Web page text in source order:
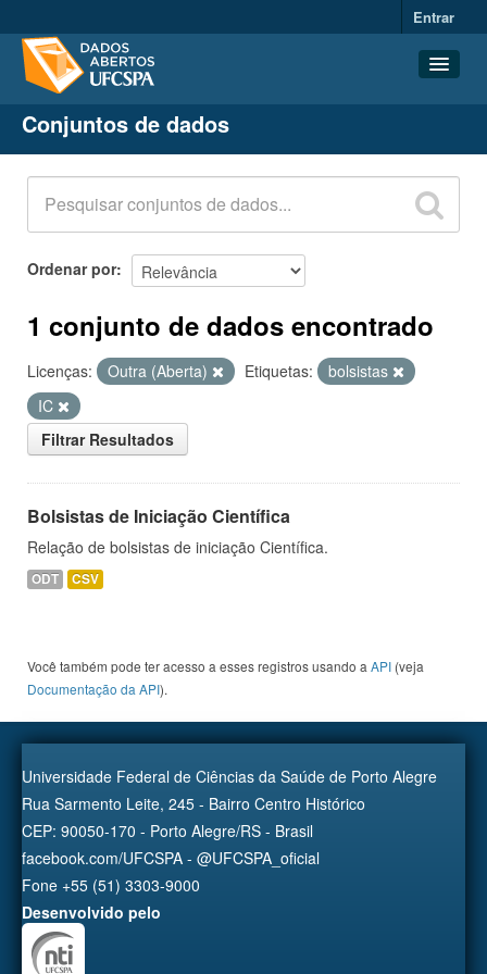
Entrar
Conjuntos de dados
Organizações
Grupos
Sobre
Conjuntos de dados
Ordenar por
1 conjunto de dados encontrado
Licenças: Outra (Aberta) Etiquetas:
bolsistas
IC
Filtrar Resultados
Bolsistas de Iniciação Científica
Relação de bolsistas de iniciação Científica.
ODT CSV
Você também pode ter acesso a esses registros usando a API (veja
Documentação da API).
Universidade Federal de Ciências da Saúde de Porto Alegre
Rua Sarmento Leite, 245 - Bairro Centro Histórico
CEP: 90050-170 - Porto Alegre/RS - Brasil
facebook.com/UFCSPA - @UFCSPA_oficial
Fone +55 (51) 3303-9000
Desenvolvido pelo